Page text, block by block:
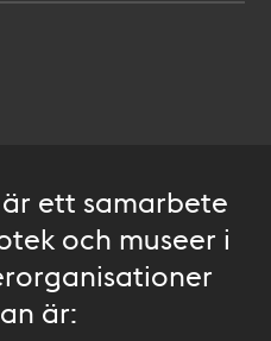
ett samarbete
och museer i
är: